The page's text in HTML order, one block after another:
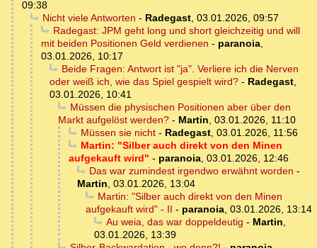
09:38
Nicht viele Antworten - Radegast, 03.01.2026, 09:57
Radegast: JPM geht long und short gleichzeitig und will
mit beiden Positionen Geld verdienen - paranoia,
03.01.2026, 10:17
Beide Fragen: Antwort ist "ja". Verliere ich die Nerven
oder weiß ich, wie das Spiel gespielt wird? - Radegast,
03.01.2026, 10:41
Müssen die physischen Positionen aber über den
Markt aufgelöst werden? - Martin, 03.01.2026, 11:10
Müssen sie nicht- Radegast, 03.01.2026, 11:56
Martin: "Silber auch direkt von den Minen
aufgekauft wird" - paranoia, 03.01.2026, 12:46
Das war zumindest irgendwo erwähnt worden -
Martin, 03.01.2026, 13:04
Martin: "Silber auch direkt von den Minen
aufgekauft wird" - II - paranoia, 03.01.2026, 13:14
Au weia, das war doppeldeutig - Martin,
03.01.2026, 13:39